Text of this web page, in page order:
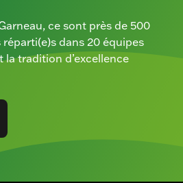
ce sont près de 500
dans 20 équipes
la tradition d’excellence